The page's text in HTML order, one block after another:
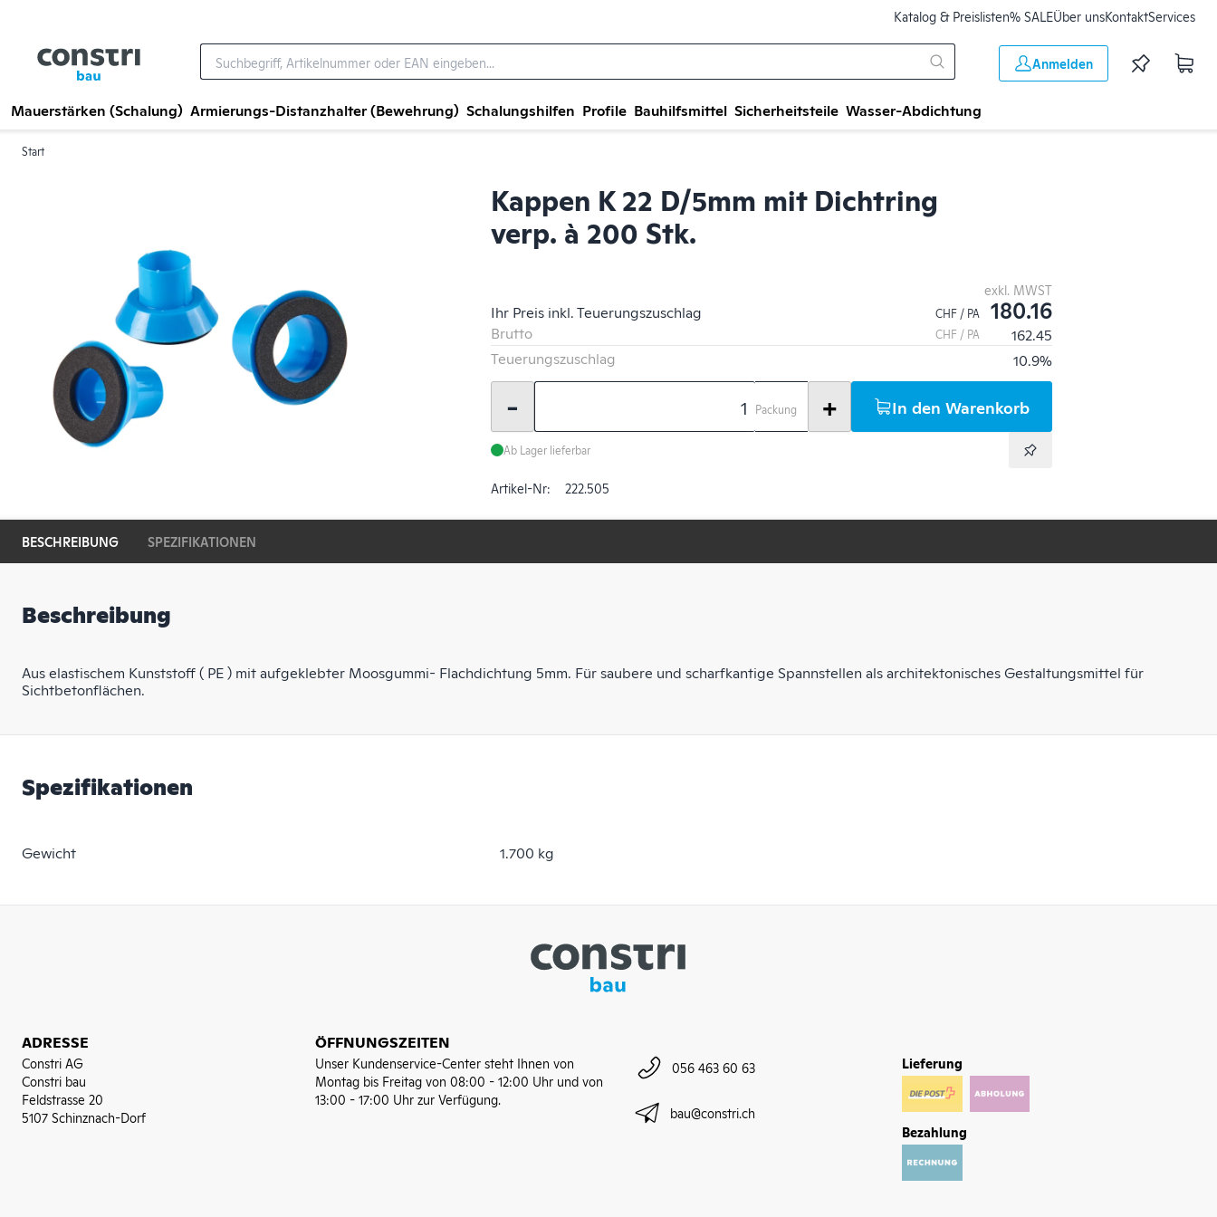
Katalog & Preislisten% SALEÜber unsKontaktServices
Anmelden
Mauerstärken (Schalung) Armierungs-Distanzhalter (Bewehrung) Schalungshilfen Profile Bauhilfsmittel Sicherheitsteile Wasser-Abdichtung
Start
Kappen K 22 D/5mm mit Dichtring
verp. à 200 Stk.
exkl. MWST
Ihr Preis inkl. Teuerungszuschlag CHF / PA 180.16
Brutto CHF / PA
162.45
Teuerungszuschlag
10.9%
- Packung + In den Warenkorb
Ab Lager lieferbar
Artikel-Nr: 222.505
BESCHREIBUNG SPEZIFIKATIONEN
Beschreibung
Aus elastischem Kunststoff ( PE ) mit aufgeklebter Moosgummi- Flachdichtung 5mm. Für saubere und scharfkantige Spannstellen als architektonisches Gestaltungsmittel für
Sichtbetonflächen.
Spezifikationen
Gewicht 1.700 kg
ADRESSE
Constri AG
Constri bau
Feldstrasse 20
5107 Schinznach-Dorf
ÖFFNUNGSZEITEN
Unser Kundenservice-Center steht Ihnen von
Montag bis Freitag von 08:00 - 12:00 Uhr und von
13:00 - 17:00 Uhr zur Verfügung.
056 463 60 63
bau@constri.ch
Lieferung
Bezahlung